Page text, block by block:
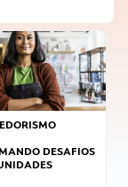
DESAFIOS